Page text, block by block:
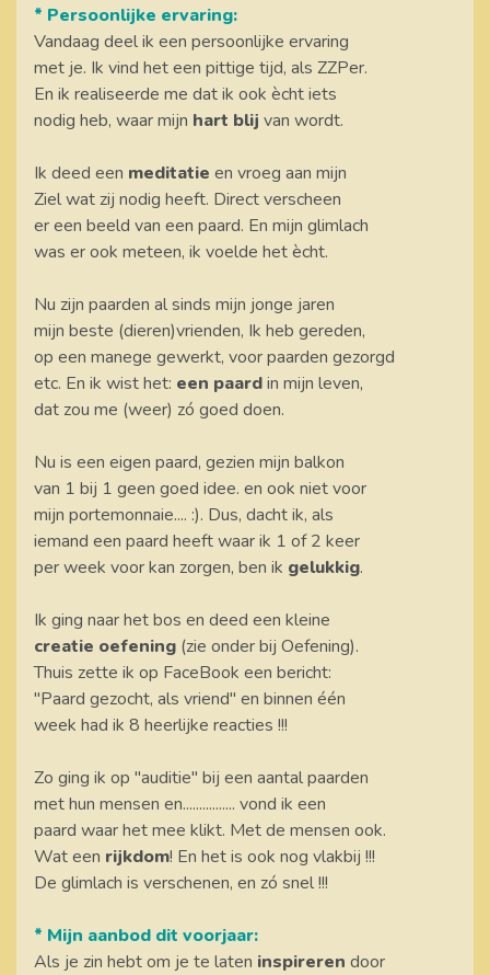
* Persoonlijke ervaring:
Vandaag deel ik een persoonlijke ervaring
met je. Ik vind het een pittige tijd, als ZZPer.
En ik realiseerde me dat ik ook ècht iets
nodig heb, waar mijn hart blij van wordt.
Ik deed een meditatie en vroeg aan mijn
Ziel wat zij nodig heeft. Direct verscheen
er een beeld van een paard. En mijn glimlach
was er ook meteen, ik voelde het ècht.
Nu zijn paarden al sinds mijn jonge jaren
mijn beste (dieren)vrienden, Ik heb gereden,
op een manege gewerkt, voor paarden gezorgd
etc. En ik wist het: een paardin mijn leven,
dat zou me (weer) zó goed doen.
Nu is een eigen paard, gezien mijn balkon
van 1 bij 1 geen goed idee. en ook niet voor
mijn portemonnaie.... :). Dus, dacht ik, als
iemand een paard heeft waar ik 1 of 2 keer
per week voor kan zorgen, ben ik gelukkig.
Ik ging naar het bos en deed een kleine
creatie oefening (zie onder bij Oefening).
Thuis zette ik op FaceBook een bericht:
"Paard gezocht, als vriend" en binnen één
week had ik 8 heerlijke reacties !!!
Zo ging ik op "auditie" bij een aantal paarden
met hun mensen en................ vond ik een
paard waar het mee klikt. Met de mensen ook.
Wat een rijkdom! En het is ook nog vlakbij !!!
De glimlach is verschenen, en zó snel !!!
* Mijn aanbod dit voorjaar:
Als je zin hebt om je te laten inspireren door